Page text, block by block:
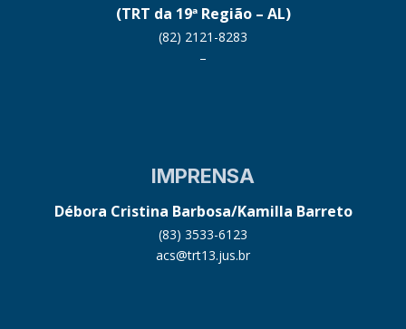
(TRT da 19ª Região – AL)
(82) 2121-8283
–
IMPRENSA
Débora Cristina Barbosa/Kamilla Barreto
(83) 3533-6123
acs@trt13.jus.br